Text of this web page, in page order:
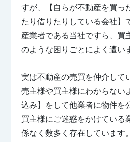
すが、【自らが不動産を買っ
たり借りたりしている会社】
産業者である当社ですら、買
のような困りごとによく遭い
実は不動産の売買を仲介して
売主様や買主様にわからない
込み】をして他業者に物件を
買主様にご迷惑をかけている
係なく数多く存在しています